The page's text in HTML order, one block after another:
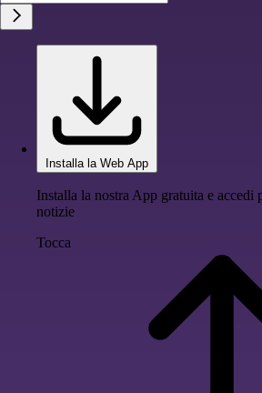
Installa la Web App
Installa la nostra App gratuita e accedi
notizie
Tocca